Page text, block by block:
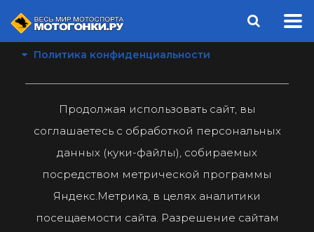
Политика конфиденциальности
Продолжая использовать сайт, вы
соглашаетесь с обработкой персональных
данных (куки-файлы), собираемых
посредством метрической программы
Яндекс.Метрика, в целях аналитики
посещаемости сайта. Разрешение сайтам